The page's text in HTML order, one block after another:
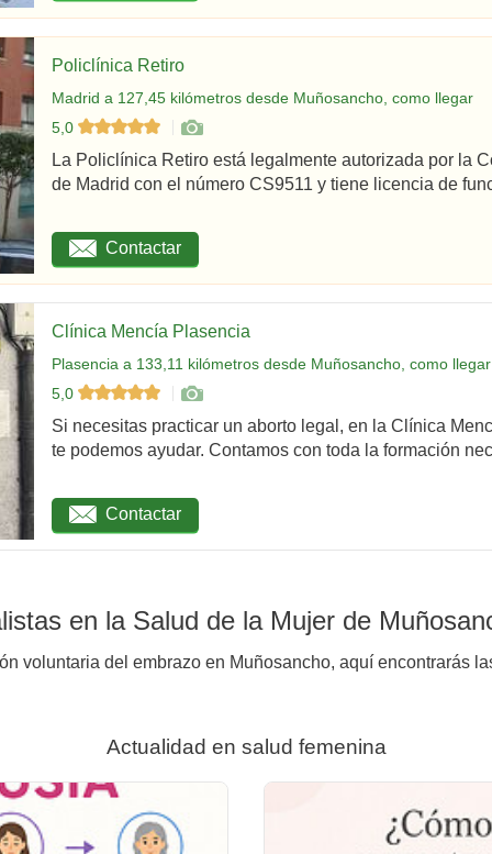
Policlínica Retiro
Madrid a 127,45 kilómetros desde Muñosancho, como llegar
5,0
La Policlínica Retiro está legalmente autorizada por la
de Madrid con el número CS9511 y tiene licencia de
Contactar
Clínica Mencía Plasencia
Plasencia a 133,11 kilómetros desde Muñosancho, como llegar
5,0
Si necesitas practicar un aborto legal, en la Clínica
te podemos ayudar. Contamos con toda la formación
Contactar
en la Salud de la Mujer de
voluntaria del embrazo en Muñosancho, aquí encontrarás
Actualidad en salud femenina